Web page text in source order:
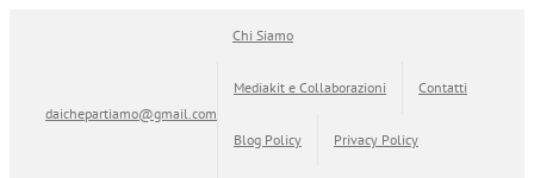
daichepartiamo@gmail.com
Chi Siamo
Mediakit e Collaborazioni Contatti
Blog Policy Privacy Policy